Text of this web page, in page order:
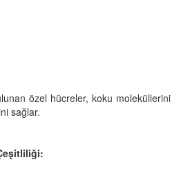
özel hücreler, koku moleküllerini
sağlar.